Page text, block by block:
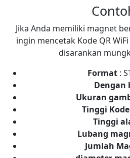
Jika Anda memiliki magnet
ingin mencetak Kode QR
disarankan
Format:
Dengan
Ukuran
Tinggi
Tinggi
Lubang
Jumlah